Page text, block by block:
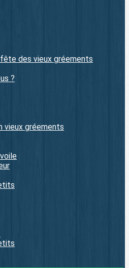
des vieux gréements
?
vieux gréements